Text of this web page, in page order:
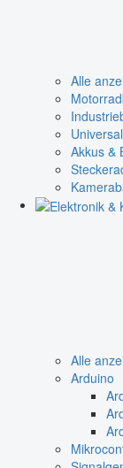
Alle
Akkus &
Alle
Arduino